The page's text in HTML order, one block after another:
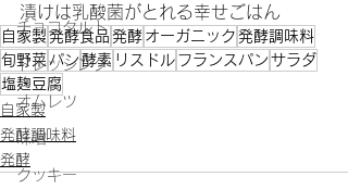
チョコタルト
ドレッシング
オムレツ
味噌
クッキー
漬けは乳酸菌がとれる幸せごはん
自家製 発酵食品 発酵 オーガニック 発酵調味料
旬野菜パン 酵素 リスドル フランスパン サラダ
塩麹豆腐
自家製
発酵調味料
発酵